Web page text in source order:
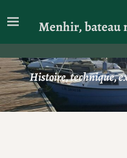
Menhir, bateau
Histoire, technique,